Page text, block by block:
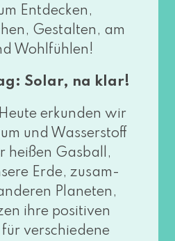
Entdecken,
Gestalten, am
Wohlfühlen!
Solar, na klar!
erkun­den wir
und Wasserstoff
hei­ßen Gasball,
Erde, zusam­
Planeten,
ihre posi­ti­ven
ver­schie­de­ne